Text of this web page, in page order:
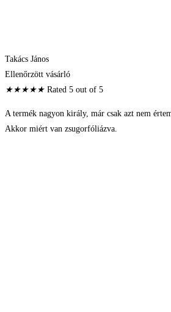
Takács János
Ellenőrzött vásárló
★★★★★ Rated 5 out of 5
A termék nagyon király, már csak azt nem
Akkor miért van zsugorfóliázva.